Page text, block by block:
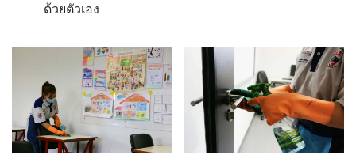
ด้วยตัวเอง